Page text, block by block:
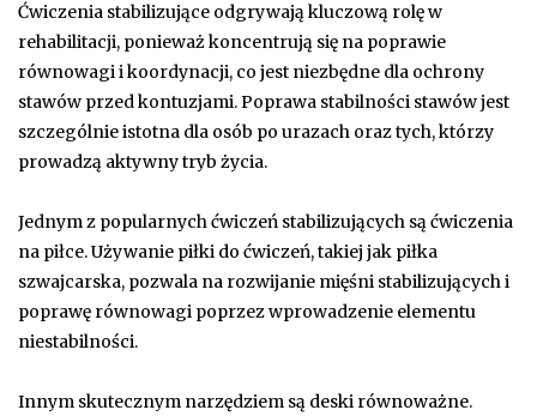
Ćwiczenia stabilizujące odgrywają kluczową rolę w
rehabilitacji, ponieważ koncentrują się na poprawie
równowagi i koordynacji, co jest niezbędne dla ochrony
stawów przed kontuzjami. Poprawa stabilności stawów jest
szczególnie istotna dla osób po urazach oraz tych, którzy
prowadzą aktywny tryb życia.
Jednym z popularnych ćwiczeń stabilizujących są ćwiczenia
na piłce. Używanie piłki do ćwiczeń, takiej jak piłka
szwajcarska, pozwala na rozwijanie mięśni stabilizujących i
poprawę równowagi poprzez wprowadzenie elementu
niestabilności.
Innym skutecznym narzędziem są deski równoważne.